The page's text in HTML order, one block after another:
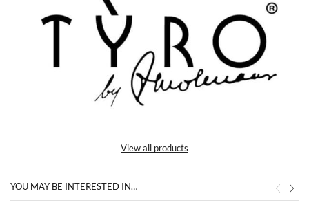
View all products
YOU MAY BE INTERESTED IN…